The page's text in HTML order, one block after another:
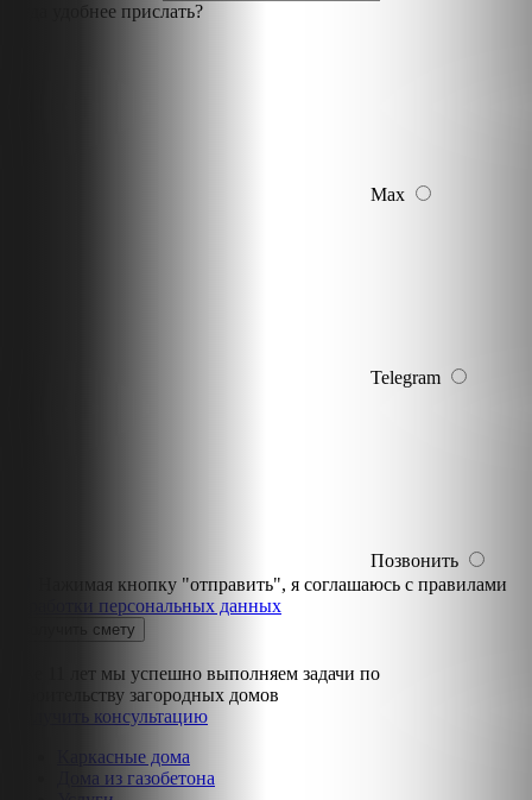
Куда удобнее прислать?
Max
Telegram
Позвонить
Нажимая кнопку "отправить", я соглашаюсь с правилами
обработки персональных данных
Уже 11 лет мы успешно выполняем задачи по
строительству загородных домов
Получить консультацию
Каркасные дома
Дома из газобетона